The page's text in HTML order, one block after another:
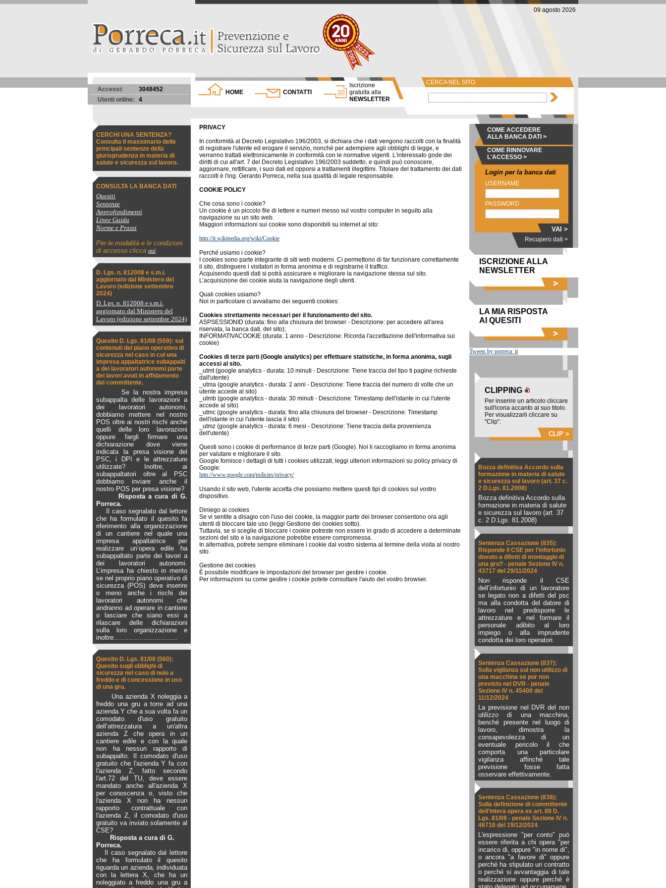
09 agosto 2026
Accessi:
3048452
Utenti online:
4
CERCHI UNA SENTENZA?
Consulta il massimario delle
principali sentenze della
giurisprudenza in materia di
salute e sicurezza sul lavoro.
CONSULTA LA BANCA DATI
Quesiti
Sentenze
Approfondimenti
Linee Guida
Norme e Prassi
Per le modalità e le condizioni
di accesso clicca qui
D. Lgs. n. 812008 e s.m.i.
aggiornato dal Ministero del
Lavoro (edizione settembre
2024)
D. Lgs. n. 812008 e s.m.i.
aggiornato dal Ministero del
Lavoro (edizione settembre 2024)
Quesito D. Lgs. 81/08 (559): sui
contenuti del piano operativo di
sicurezza nel caso in cui una
impresa appaltatrice subappalti
a dei lavoratori autonomi parte
dei lavori avuti in affidamento
dal committente.
Se la nostra impresa
subappalta delle lavorazioni a
dei lavoratori autonomi,
dobbiamo mettere nel nostro
POS oltre ai nostri rischi anche
quelli delle loro lavorazioni
oppure fargli firmare una
dichiarazione dove viene
indicata la presa visione del
PSC, i DPI e le attrezzature
utilizzate? Inoltre, ai
subappaltatori oltre al PSC
dobbiamo inviare anche il
nostro POS per presa visione?
Risposta a cura di G.
Porreca.
Il caso segnalato dal lettore
che ha formulato il quesito fa
riferimento alla organizzazione
di un cantiere nel quale una
impresa appaltatrice per
realizzare un’opera edile ha
subappaltato parte dei lavori a
dei lavoratori autonomi.
L’impresa ha chiesto in merito
se nel proprio piano operativo di
sicurezza (POS) deve inserire
o meno anche i rischi dei
lavoratori autonomi che
andranno ad operare in cantiere
o lasciare che siano essi a
rilascare delle dichiarazioni
sulla loro organizzazione e
inoltre………………………...
Quesito D. Lgs. 81/08 (560):
Quesito sugli obblighi di
sicurezza nel caso di nolo a
freddo e di concessione in uso
di una gru.
Una azienda X noleggia a
freddo una gru a torre ad una
azienda Y che a sua volta fa un
comodato d'uso gratuito
dell’attrezzatura a un'altra
azienda Z che opera in un
cantiere edile e con la quale
non ha nessun rapporto di
subappalto. Il comodato d'uso
gratuito che l'azienda Y fa con
l'azienda Z, fatto secondo
l'art.72 del TU, deve essere
mandato anche all'azienda X
per conoscenza o, visto che
l'azienda X non ha nessun
rapporto contrattuale con
l'azienda Z, il comodato d'uso
gratuito va inviato solamente al
CSE?
Risposta a cura di G.
Porreca.
Il caso segnalato dal lettore
che ha formulato il quesito
riguarda un azienda, individuata
con la lettera X, che ha un
noleggiato a freddo una gru a
HOME CONTATTI
Iscrizione
gratuita alla
NEWSLETTER
CERCA NEL SITO
PRIVACY
In conformità al Decreto Legislativo 196/2003, si dichiara che i dati vengono raccolti con la finalità
di registrare l'utente ed erogare il servizio, nonché per adempiere agli obblighi di legge, e
verranno trattati elettronicamente in conformità con le normative vigenti. L'interessato gode dei
diritti di cui all'art. 7 del Decreto Legislativo 196/2003 suddetto, e quindi può conoscere,
aggiornare, rettificare, i suoi dati ed opporsi a trattamenti illegittimi. Titolare del trattamento dei dati
raccolti è l'ing. Gerardo Porreca, nella sua qualità di legale responsabile.
COOKIE POLICY
Che cosa sono i cookie?
Un cookie è un piccolo file di lettere e numeri messo sul vostro computer in seguito alla
navigazione su un sito web.
Maggiori informazioni sui cookie sono disponibili su internet al sito:
http://it.wikipedia.org/wiki/Cookie
Perché usiamo i cookie?
I cookies sono parte integrante di siti web moderni. Ci permettono di far funzionare correttamente
il sito, distinguere i visitatori in forma anonima e di registrarne il traffico.
Acquisendo questi dati si potrà assicurare e migliorare la navigazione stessa sul sito.
L’acquisizione dei cookie aiuta la navigazione degli utenti.
Quali cookies usiamo?
Noi in particolare ci avvaliamo dei seguenti cookies:
Cookies strettamente necessari per il funzionamento del sito.
ASPSESSIONID (durata: fino alla chiusura del browser - Descrizione: per accedere all'area
riservata, la banca dati, del sito);
INFORMATIVACOOKIE (durata: 1 anno - Descrizione: Ricorda l'accettazione dell'informativa sui
cookie)
Cookies di terze parti (Google analytics) per effettuare statistiche, in forma anonima, sugli
accessi al sito.
_utmt (google analytics - durata: 10 minuti - Descrizione: Tiene traccia del tipo ti pagine richieste
dall'utente)
_utma (google analytics - durata: 2 anni - Descrizione: Tiene traccia del numero di volte che un
utente accede al sito)
_utmb (google analytics - durata: 30 minuti - Descrizione: Timestamp dell'istante in cui l'utente
accede al sito)
_utmc (google analytics - durata: fino alla chiusura del browser - Descrizione: Timestamp
dell'istante in cui l'utente lascia il sito)
_utmz (google analytics - durata: 6 mesi - Descrizione: Tiene traccia della provenienza
dell'utente)
Questi sono i cookie di performance di terze parti (Google). Noi li raccogliamo in forma anonima
per valutare e migliorare il sito.
Google fornisce i dettagli di tutti i cookies utilizzati; leggi ulteriori informazioni su policy privacy di
Google:
http://www.google.com/policies/privacy/
Usando il sito web, l'utente accetta che possiamo mettere questi tipi di cookies sul vostro
dispositivo.
Diniego ai cookies
Se vi sentite a disagio con l'uso dei cookie, la maggior parte dei browser consentono ora agli
utenti di bloccare tale uso (leggi Gestione dei cookies sotto).
Tuttavia, se si sceglie di bloccare i cookie potreste non essere in grado di accedere a determinate
sezioni del sito e la navigazione potrebbe essere compromessa.
In alternativa, potrete sempre eliminare i cookie dal vostro sistema al termine della visita al nostro
sito.
Gestione dei cookies
È possibile modificare le impostazioni del browser per gestire i cookie.
Per informazioni su come gestire i cookie potete consultare l'aiuto del vostro browser.
COME ACCEDERE
ALLA BANCA DATI >
COME RINNOVARE
L'ACCESSO >
Login per la banca dati
USERNAME
PASSWORD
VAI >
Recupero dati >
ISCRIZIONE ALLA
NEWSLETTER
LA MIA RISPOSTA
AI QUESITI
Tweets by porreca_it
CLIPPING
Per inserire un articolo cliccare
sull'icona accanto al suo titolo.
Per visualizzarli cliccare su
"Clip".
CLIP >
Bozza definitiva Accordo sulla
formazione in materia di salute
e sicurezza sul lavoro (art. 37 c.
2 D.Lgs. 81.2008)
Bozza definitiva Accordo sulla
formazione in materia di salute
e sicurezza sul lavoro (art. 37
c. 2 D.Lgs. 81.2008)
Sentenza Cassazione (835):
Risponde il CSE per l’infortunio
dovuto a difetti di montaggio di
una gru? - penale Sezione IV n.
43717 del 29/11/2024
Non risponde il CSE
dell’infortunio di un lavoratore
se legato non a difetti del psc
ma alla condotta del datore di
lavoro nel predisporre le
attrezzature e nel formare il
personale adibito al loro
impiego o alla imprudente
condotta dei loro operatori.
Sentenza Cassazione (837):
Sulla vigilanza sul non utilizzo di
una macchina se pur non
previsto nel DVR - penale
Sezione IV n. 45400 del
11/12/2024
La previsione nel DVR del non
utilizzo di una macchina,
benché presente nel luogo di
lavoro, dimostra la
consapevolezza di un
eventuale pericolo il che
comporta una particolare
vigilanza affinché tale
previsione fosse fatta
osservare effettivamente.
Sentenza Cassazione (838):
Sulla definizione di committente
dell’intera opera ex art. 89 D.
Lgs. 81/08 - penale Sezione IV n.
46718 del 19/12/2024
L'espressione "per conto" può
essere riferita a chi opera "per
incarico di, oppure "in nome di",
o ancora "a favore di" oppure
perché ha stipulato un contratto
o perché si avvantaggia di tale
realizzazione oppure perché è